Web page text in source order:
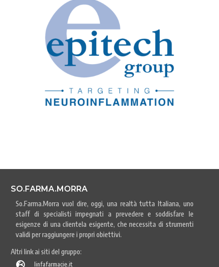
SO.FARMA.MORRA
So.Farma.Morra vuol dire, oggi, una realtà tutta Italiana, uno
staff di specialisti impegnati a prevedere e soddisfare le
esigenze di una clientela esigente, che necessita di strumenti
validi per raggiungere i propri obiettivi.
Altri link ai siti del gruppo:
 linfafarmacie.it